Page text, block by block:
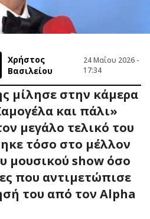
Χρήστος
Βασιλείου
24 Μαΐου 2026 -
17:34
μίλησε στην κάμερα
και πάλι»
μεγάλο τελικό του
τόσο στο μέλλον
μουσικού show όσο
που αντιμετώπισε
του από τον Alpha